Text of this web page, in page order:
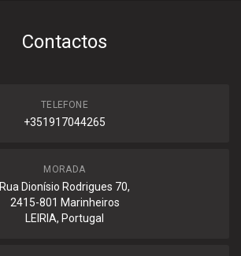
Contactos
TELEFONE
+351917044265
MORADA
Rua Dionísio Rodrigues 70,
2415-801 Marinheiros
LEIRIA, Portugal